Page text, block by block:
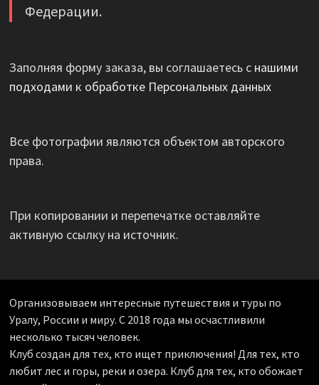
Федерации.
Заполняя форму заказа, вы соглашаетесь с нашими
подходами к обработке Персональных данных
Все фотографии являются объектом авторского
права.
При копировании и перепечатке оставляйте
активную ссылку на источник.
Организовываем интересные путешествия и туры по
Уралу, России и миру. С 2018 года мы осчастливили
несколько тысяч человек.
Клуб создан для тех, кто ищет приключения! Для тех, кто
любит лес и горы, реки и озера. Клуб для тех, кто обожает